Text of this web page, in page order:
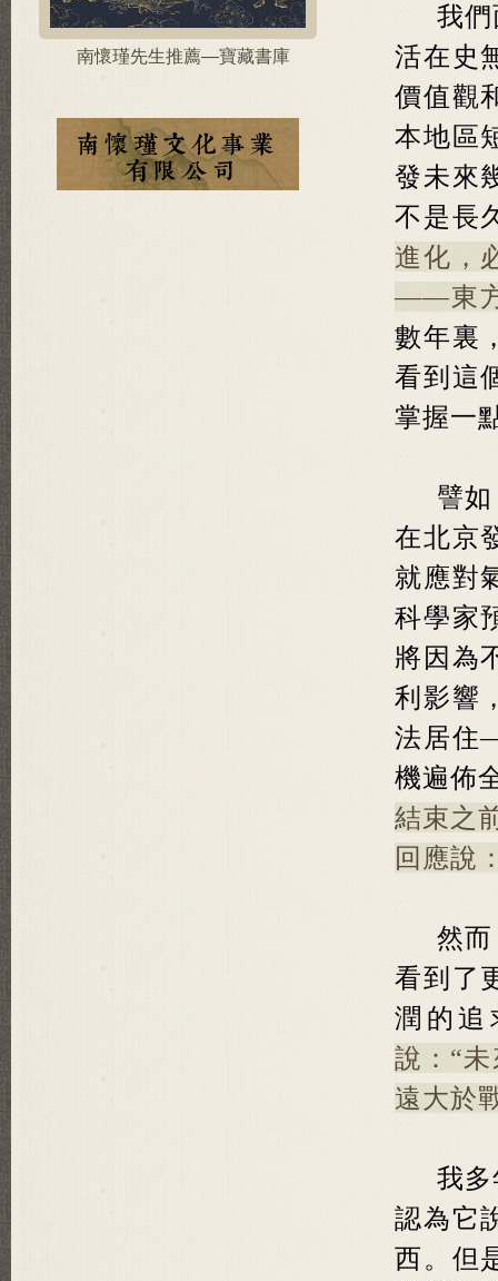
南懷瑾先生推薦—寶藏書庫
我
活在史
價值觀
本地區
發未來
不是長
進化，
——東方
數年裏
看到這
掌握一
譬
在北京
就應對
科學家
將因為
利影響
法居住
機遍佈
結束之
回應說
然
看到了
潤的追
說：“
遠大於
我
認為它
西。但